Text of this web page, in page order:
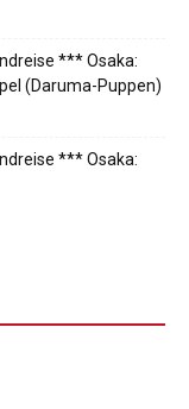
*** Osaka:
(Daruma-Puppen)
*** Osaka: